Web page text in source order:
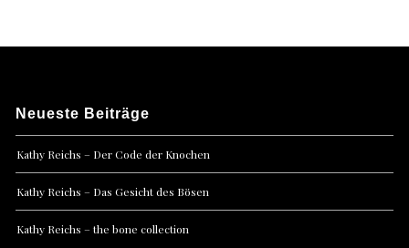
Neueste Beiträge
Kathy Reichs – Der Code der Knochen
Kathy Reichs – Das Gesicht des Bösen
Kathy Reichs – the bone collection